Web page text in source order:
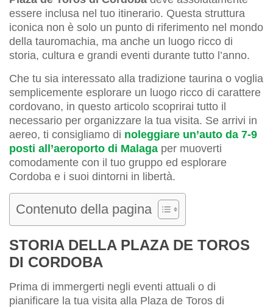
essere inclusa nel tuo itinerario. Questa struttura
iconica non è solo un punto di riferimento nel mondo
della tauromachia, ma anche un luogo ricco di
storia, cultura e grandi eventi durante tutto l’anno.
Che tu sia interessato alla tradizione taurina o voglia
semplicemente esplorare un luogo ricco di carattere
cordovano, in questo articolo scoprirai tutto il
necessario per organizzare la tua visita. Se arrivi in
aereo, ti consigliamo di noleggiare un’auto da 7-9
posti all’aeroporto di Malaga per muoverti
comodamente con il tuo gruppo ed esplorare
Cordoba e i suoi dintorni in libertà.
Contenuto della pagina
STORIA DELLA PLAZA DE TOROS
DI CORDOBA
Prima di immergerti negli eventi attuali o di
pianificare la tua visita alla Plaza de Toros di